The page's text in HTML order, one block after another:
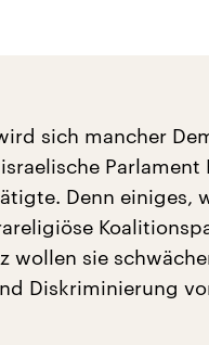
sich mancher
Parlament
Denn einiges,
wollen sie
Diskriminierung